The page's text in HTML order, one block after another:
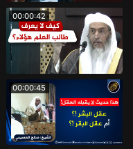
00:00:42
00:00:45